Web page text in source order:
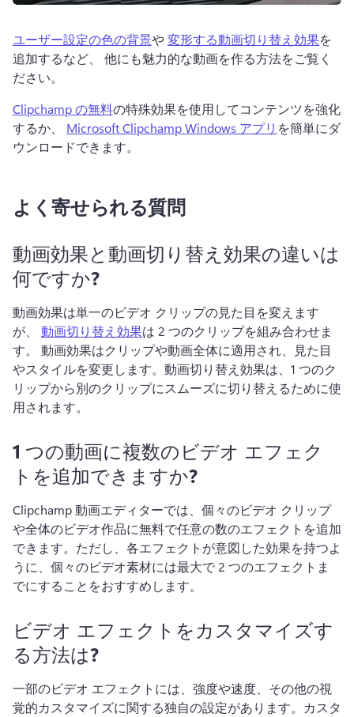
ユーザー設定の色の背景や 変形する動画切り替え効果を
追加するなど、 他にも魅力的な動画を作る方法をご覧く
ださい。
Clipchamp の無料の特殊効果を使用してコンテンツを強化
するか、 Microsoft Clipchamp Windows アプリ を簡単にダ
ウンロードできます。
よく寄せられる質問
動画効果と動画切り替え効果の違いは
何ですか?
動画効果は単一のビデオ クリップの見た目を変えます
が、 動画切り替え効果は 2 つのクリップを組み合わせま
す。 動画効果はクリップや動画全体に適用され、見た目
やスタイルを変更します。 動画切り替え効果は、1 つのク
リップから別のクリップにスムーズに切り替えるために使
用されます。
1 つの動画に複数のビデオ エフェク
トを追加できますか?
Clipchamp 動画エディターでは、個々のビデオ クリップ
や全体のビデオ作品に無料で任意の数のエフェクトを追加
できます。 ただし、各エフェクトが意図した効果を持つよ
うに、個々のビデオ素材には最大で 2 つのエフェクトま
でにすることをおすすめします。
ビデオ エフェクトをカスタマイズす
る方法は?
一部のビデオ エフェクトには、強度や速度、その他の視
覚的カスタマイズに関する独自の設定があります。 カスタ